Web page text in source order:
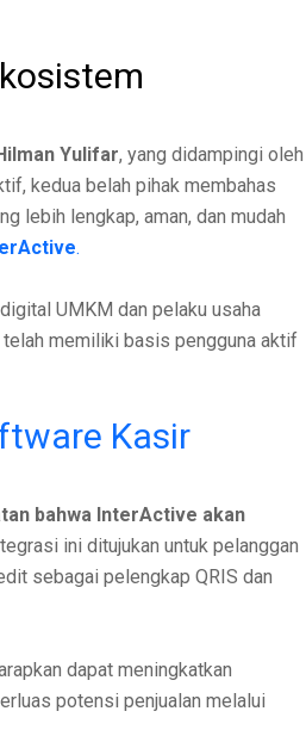
Yulifar, yang didampingi oleh
kedua belah pihak membahas
lebih lengkap, aman, dan mudah
.
UMKM dan pelaku usaha
memiliki basis pengguna aktif
Kasir
bahwa InterActive akan
ini ditujukan untuk pelanggan
sebagai pelengkap QRIS dan
dapat meningkatkan
potensi penjualan melalui